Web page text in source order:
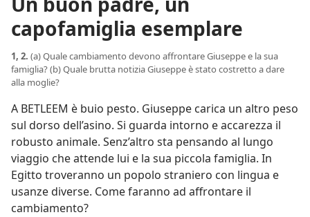
capofamiglia esemplare
1, 2. (a) Quale cambiamento devono affrontare Giuseppe e la sua
famiglia? (b) Quale brutta notizia Giuseppe è stato costretto a dare
alla moglie?
A BETLEEM è buio pesto. Giuseppe carica un altro peso
sul dorso dell’asino. Si guarda intorno e accarezza il
robusto animale. Senz’altro sta pensando al lungo
viaggio che attende lui e la sua piccola famiglia. In
Egitto troveranno un popolo straniero con lingua e
usanze diverse. Come faranno ad affrontare il
cambiamento?